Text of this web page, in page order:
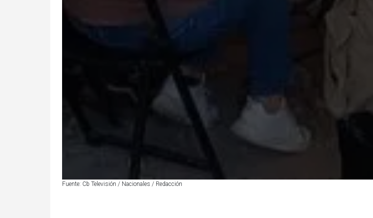
Fuente: Cb Televisión / Nacionales / Redacción